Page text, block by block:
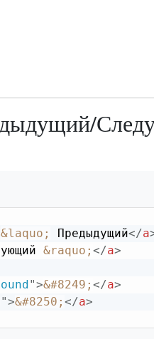
&laquo; Предыдущий</a
&raquo; </a>
">&#8249; </a>
">&#8250; </a>